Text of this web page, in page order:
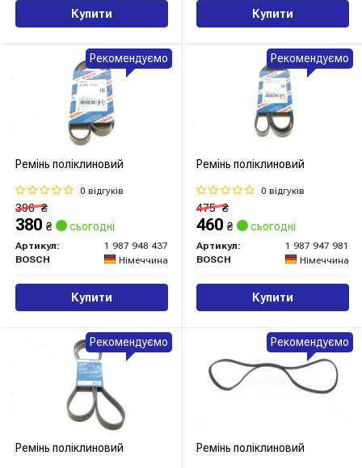
Купити Купити
Ремінь поліклиновий
0 відгуків
396₴
380 ₴ сьогодні
Артикул:
1 987 948 437
BOSCH
Німеччина
Купити
Рекомендуємо
Ремінь поліклиновий
0 відгуків
475₴
460 ₴ сьогодні
Артикул:
1 987 947 981
BOSCH
Німеччина
Купити
Рекомендуємо
Ремінь поліклиновий
Рекомендуємо
Ремінь поліклиновий
Рекомендуємо